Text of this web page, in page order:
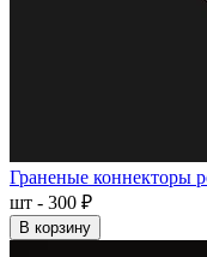
Граненые коннекторы
шт - 300 ₽
В корзину